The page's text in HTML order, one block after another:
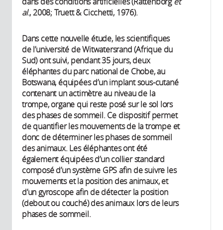
al., 2008; Truett & Cicchetti, 1976).
Dans cette nouvelle étude, les scientifiques
de l’université de Witwatersrand (Afrique du
Sud) ont suivi, pendant 35 jours, deux
éléphantes du parc national de Chobe, au
Botswana, équipées d’un implant sous-cutané
contenant un actimètre au niveau de la
trompe, organe qui reste posé sur le sol lors
des phases de sommeil. Ce dispositif permet
de quantifier les mouvements de la trompe et
donc de déterminer les phases de sommeil
des animaux. Les éléphantes ont été
également équipées d’un collier standard
composé d’un système GPS afin de suivre les
mouvements et la position des animaux, et
d’un gyroscope afin de détecter la position
(debout ou couché) des animaux lors de leurs
phases de sommeil.